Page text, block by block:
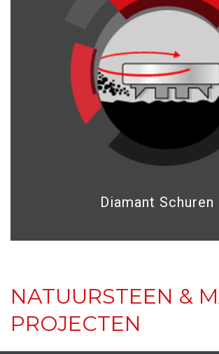
Diamant Schuren
NATUURSTEEN &
PROJECTEN